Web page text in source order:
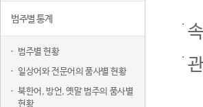
범주별 통계
범주별 현황
일상어와 전문어의 품사별 현황
북한어, 방언, 옛말 범주의 품사별
현황